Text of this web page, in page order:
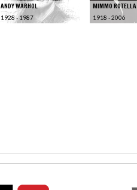
ANDY WARHOL
1928 - 1987
MIMMO ROTELLA
1918 - 2006